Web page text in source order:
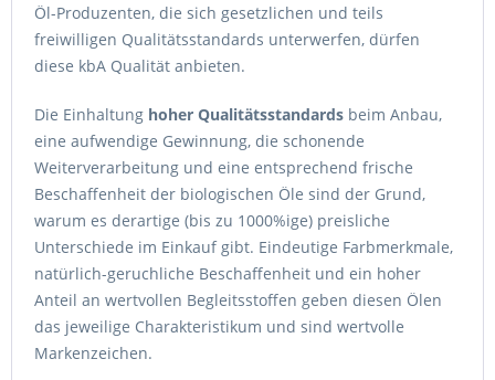
Öl-Produzenten, die sich gesetzlichen und teils
freiwilligen Qualitätsstandards unterwerfen, dürfen
diese kbA Qualität anbieten.
Die Einhaltung hoher Qualitätsstandards beim Anbau,
eine aufwendige Gewinnung, die schonende
Weiterverarbeitung und eine entsprechend frische
Beschaffenheit der biologischen Öle sind der Grund,
warum es derartige (bis zu 1000%ige) preisliche
Unterschiede im Einkauf gibt. Eindeutige Farbmerkmale,
natürlich-geruchliche Beschaffenheit und ein hoher
Anteil an wertvollen Begleitsstoffen geben diesen Ölen
das jeweilige Charakteristikum und sind wertvolle
Markenzeichen.